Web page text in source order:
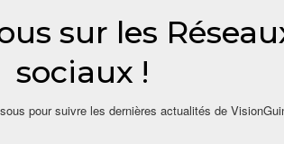
kilomètres de Sangarédi
minière de la
auraient taris suite à
indemnisation, de
les carrières de la CBG,
de l’emploi.
sur les
sociaux !
pour suivre les dernières actualités de